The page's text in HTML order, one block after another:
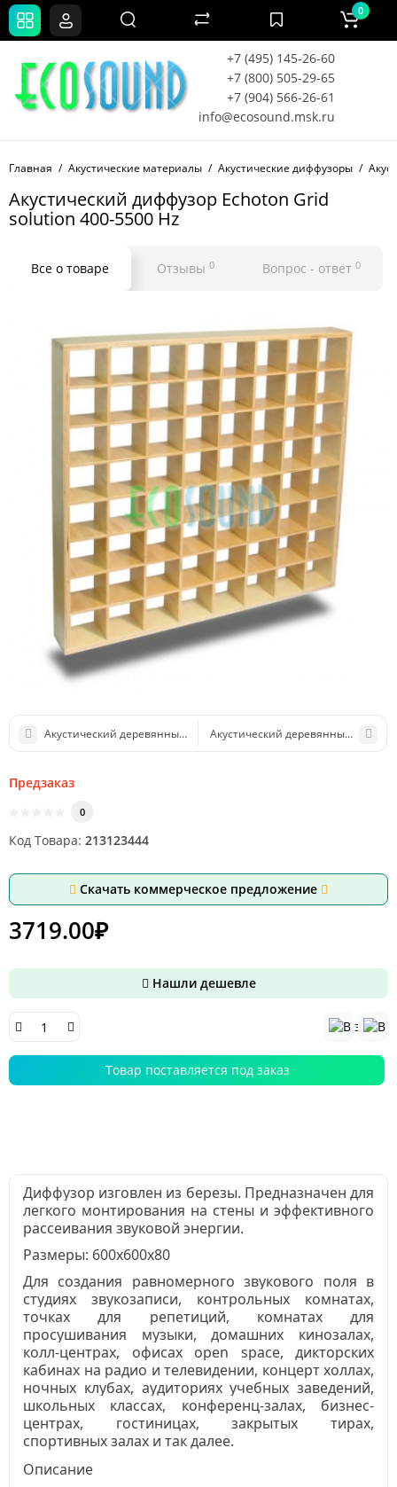
+7 (495) 145-26-60
+7 (800) 505-29-65
+7 (904) 566-26-61
info@ecosound.msk.ru
0
Главная Акустические материалы Акустические диффузоры
Акустический диффузор Echoton Grid
solution 400-5500 Hz
Все о товаре Отзывы 0 Вопрос - ответ 0
Акустический деревянный диффузор Echoton Blocks 300-2000 Hz
Акустический деревянный
Предзаказ
0
Код Товара: 213123444
Скачать коммерческое предложение
3719.00₽
Нашли дешевле
Товар поставляется под заказ
Диффузор изговлен из березы. Предназначен для
легкого монтирования на стены и эффективного
рассеивания звуковой энергии.
Размеры: 600x600x80
Для создания равномерного звукового поля в
студиях звукозаписи, контрольных комнатах,
точках для репетиций, комнатах для
просушивания музыки, домашних кинозалах,
колл-центрах, офисах open space, дикторских
кабинах на радио и телевидении, концерт холлах,
ночных клубах, аудиториях учебных заведений,
школьных классах, конференц-залах, бизнес-
центрах, гостиницах, закрытых тирах,
спортивных залах и так далее.
Описание